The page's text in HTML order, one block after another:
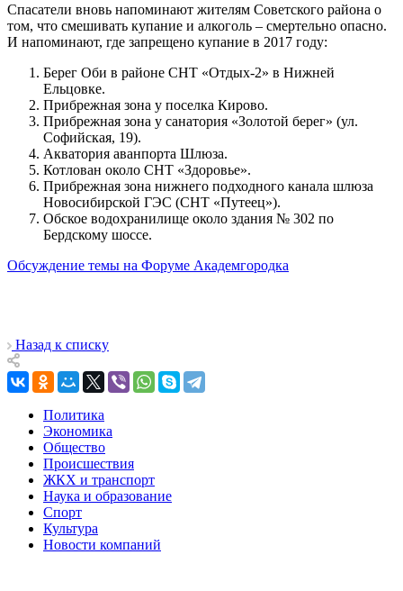
Спасатели вновь напоминают жителям Советского района о
том, что смешивать купание и алкоголь – смертельно опасно.
И напоминают, где запрещено купание в 2017 году:
Берег Оби в районе СНТ «Отдых-2» в Нижней
Ельцовке.
Прибрежная зона у поселка Кирово.
Прибрежная зона у санатория «Золотой берег» (ул.
Софийская, 19).
Акватория аванпорта Шлюза.
Котлован около СНТ «Здоровье».
Прибрежная зона нижнего подходного канала шлюза
Новосибирской ГЭС (СНТ «Путеец»).
Обское водохранилище около здания № 302 по
Бердскому шоссе.
Обсуждение темы на Форуме Академгородка
Назад к списку
Политика
Экономика
Общество
Происшествия
ЖКХ и транспорт
Наука и образование
Спорт
Культура
Новости компаний